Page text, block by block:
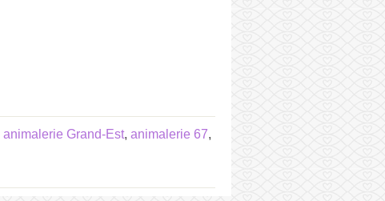
animalerie Grand-Est, animalerie 67,